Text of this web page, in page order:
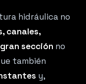
hidráulica no
canales,
sección no
también
y,